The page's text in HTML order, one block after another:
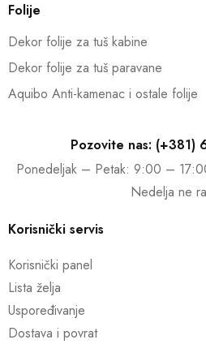
Folije
Dekor folije za tuš kabine
Dekor folije za tuš paravane
Aquibo Anti-kamenac i ostale folije
Pozovite nas:
Ponedeljak – Petak: 9:00 –
Nedelja ne
Korisnički servis
Korisnički panel
Lista želja
Uspoređivanje
Dostava i povrat